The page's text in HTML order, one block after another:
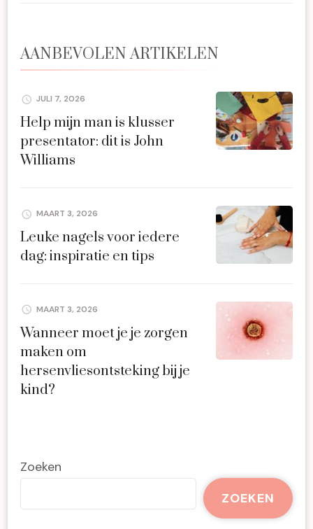
AANBEVOLEN ARTIKELEN
JULI 7, 2026
Help mijn man is klusser
presentator: dit is John
Williams
MAART 3, 2026
Leuke nagels voor iedere
dag: inspiratie en tips
MAART 3, 2026
Wanneer moet je je zorgen
maken om
hersenvliesontsteking bij je
kind?
Zoeken
ZOEKEN